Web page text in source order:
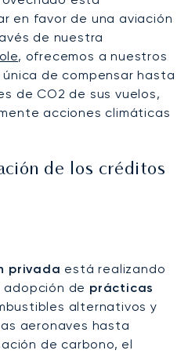
en favor de una aviación
de nuestra
, ofrecemos a nuestros
de compensar hasta
de CO2 de sus vuelos,
acciones climáticas
de los créditos
privada está realizando
de prácticas
alternativos y
aeronaves hasta
de carbono, el